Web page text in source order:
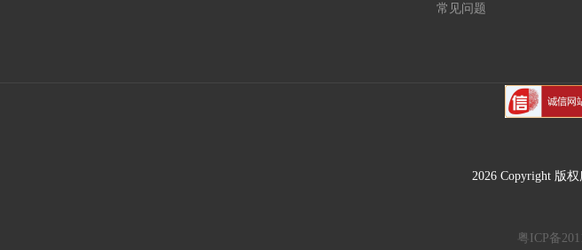
常见问题
2026 Copyright 版
粤ICP备